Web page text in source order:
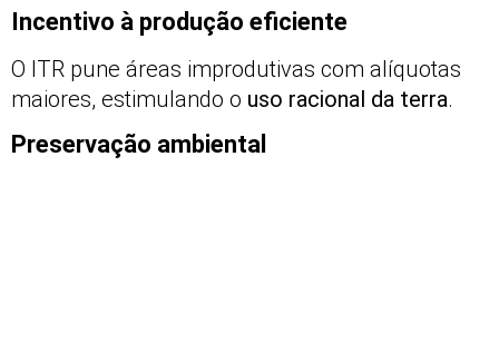
Incentivo à produção eficiente
O ITR pune áreas improdutivas com alíquotas
maiores, estimulando o uso racional da terra.
Preservação ambiental